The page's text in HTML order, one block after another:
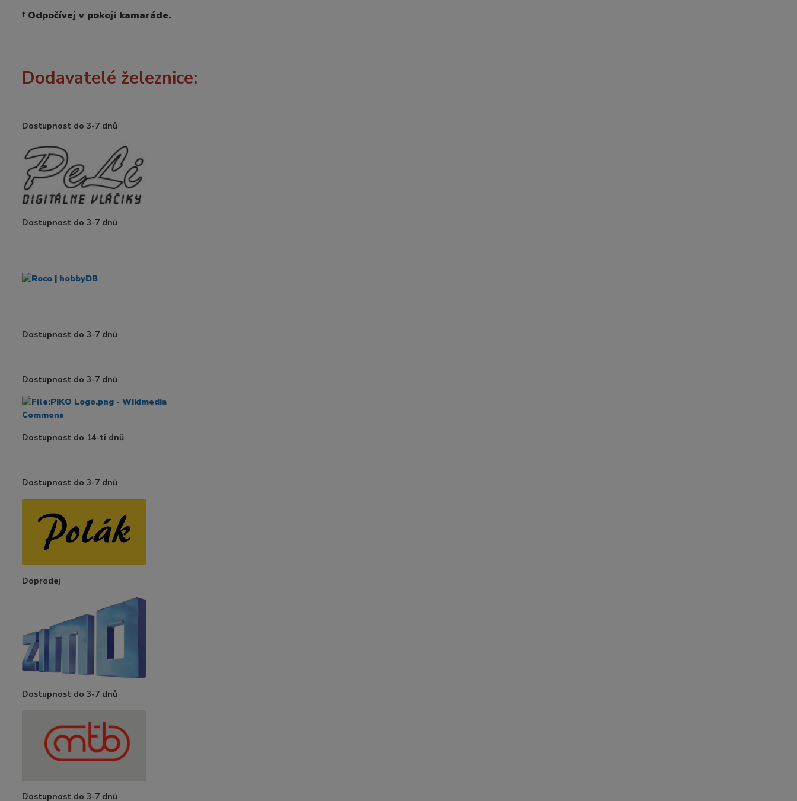
† Odpočívej v pokoji kamaráde.
Dodavatelé železnice:
Dostupnost do 3-7 dnů
Dostupnost do 3-7 dnů
Dostupnost do 3-7 dnů
Dostupnost do 3-7 dnů
Dostupnost do 14-ti dnů
Dostupnost do 3-7 dnů
Doprodej
Dostupnost do 3-7 dnů
Dostupnost do 3-7 dnů